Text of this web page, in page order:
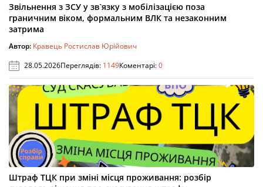
Звільнення з ЗСУ у зв`язку з мобілізацією поза
граничним віком, формальним ВЛК та незаконним
затрима
Автор: Кравець Ростислав Юрійович
28.05.2026Переглядів: 1149Коментарі:0
Штраф ТЦК при зміні місця проживання: розбір